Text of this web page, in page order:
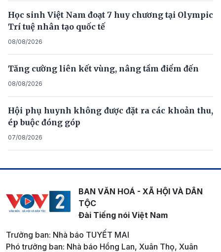
Học sinh Việt Nam đoạt 7 huy chương tại Olympic
Trí tuệ nhân tạo quốc tế
08/08/2026
Tăng cường liên kết vùng, nâng tầm điểm đến
08/08/2026
Hội phụ huynh không được đặt ra các khoản thu,
ép buộc đóng góp
07/08/2026
BAN VĂN HOÁ - XÃ HỘI VÀ DÂN
TỘC
Đài Tiếng nói Việt Nam
Trưởng ban: Nhà báo TUYẾT MAI
Phó trưởng ban: Nhà báo Hồng Lan, Xuân Thọ, Xuân